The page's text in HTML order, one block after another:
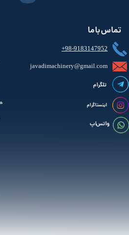
+98-9183147952
تماس با ما
اینستاگرام
javadimachinery@gmail.com​​​​​​​​
تلگرام
واتس اپ